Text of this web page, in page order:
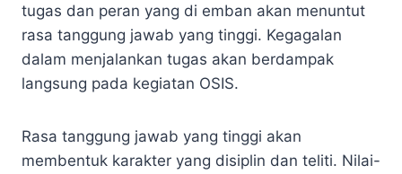
tugas dan peran yang di emban akan menuntut
rasa tanggung jawab yang tinggi. Kegagalan
dalam menjalankan tugas akan berdampak
langsung pada kegiatan OSIS.
Rasa tanggung jawab yang tinggi akan
membentuk karakter yang disiplin dan teliti. Nilai-